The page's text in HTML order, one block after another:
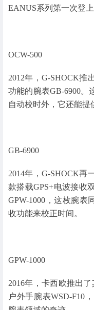
EANUS系列第一次登上
OCW-500
2012年，G-SHOCK推
功能的腕表GB-6900。
自动校时外，它还能提
GB-6900
2014年，G-SHOCK再
款搭载GPS+电波接收
GPW-1000，这枚腕表
收功能来校正时间。
GPW-1000
2016年，卡西欧推出
户外手腕表WSD-F10